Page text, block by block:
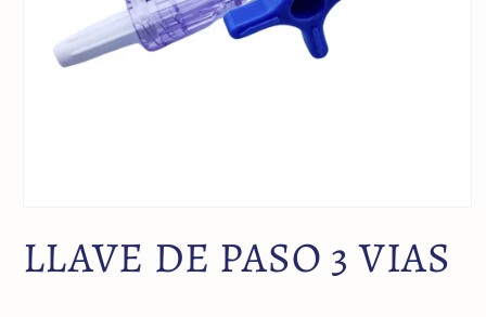
LLAVE DE PASO 3 VIAS